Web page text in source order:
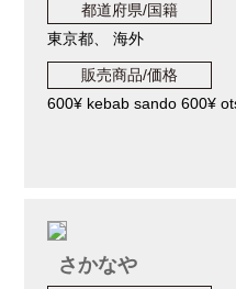
都道府県/国籍
東京都、 海外
販売商品/価格
600¥ kebab sando 600¥
さかなや